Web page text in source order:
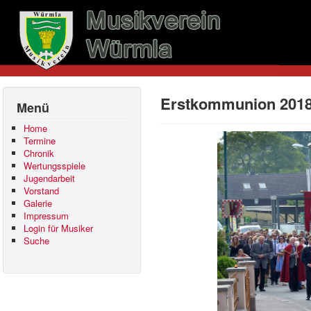
Menü
Home
Termine
Chronik
Wertungsspiele
Jugendarbeit
Vorstand
Galerie
Impressum
Login für Musiker
Suche
Erstkommunion